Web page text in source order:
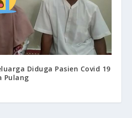
Diduga Pasien Covid 19
Pulang